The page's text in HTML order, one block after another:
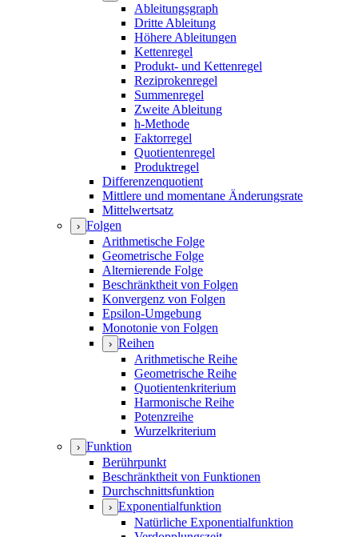
Ableitungsgraph
Dritte Ableitung
Höhere Ableitungen
Kettenregel
Produkt- und Kettenregel
Reziprokenregel
Summenregel
Zweite Ableitung
h-Methode
Faktorregel
Quotientenregel
Produktregel
Differenzenquotient
Mittlere und momentane Änderungsrate
Mittelwertsatz
› Folgen
Arithmetische Folge
Geometrische Folge
Alternierende Folge
Beschränktheit von Folgen
Konvergenz von Folgen
Epsilon-Umgebung
Monotonie von Folgen
› Reihen
Arithmetische Reihe
Geometrische Reihe
Quotientenkriterium
Harmonische Reihe
Potenzreihe
Wurzelkriterium
› Funktion
Berührpunkt
Beschränktheit von Funktionen
Durchschnittsfunktion
› Exponentialfunktion
Natürliche Exponentialfunktion